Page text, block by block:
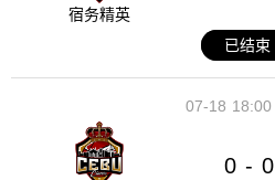
宿务精英
已结束
18:00
07-18
0 - 0